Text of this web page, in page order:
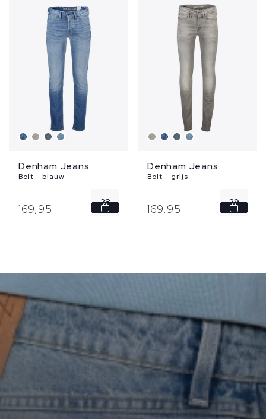
Denham Jeans
Bolt - blauw
169,95 28
33
Denham Jeans
Bolt - grijs
169,95 29